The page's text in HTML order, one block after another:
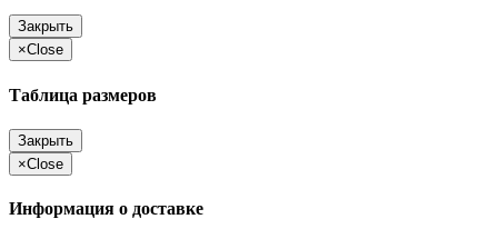
Закрыть
×Close
Таблица размеров
Закрыть
×Close
Информация о доставке